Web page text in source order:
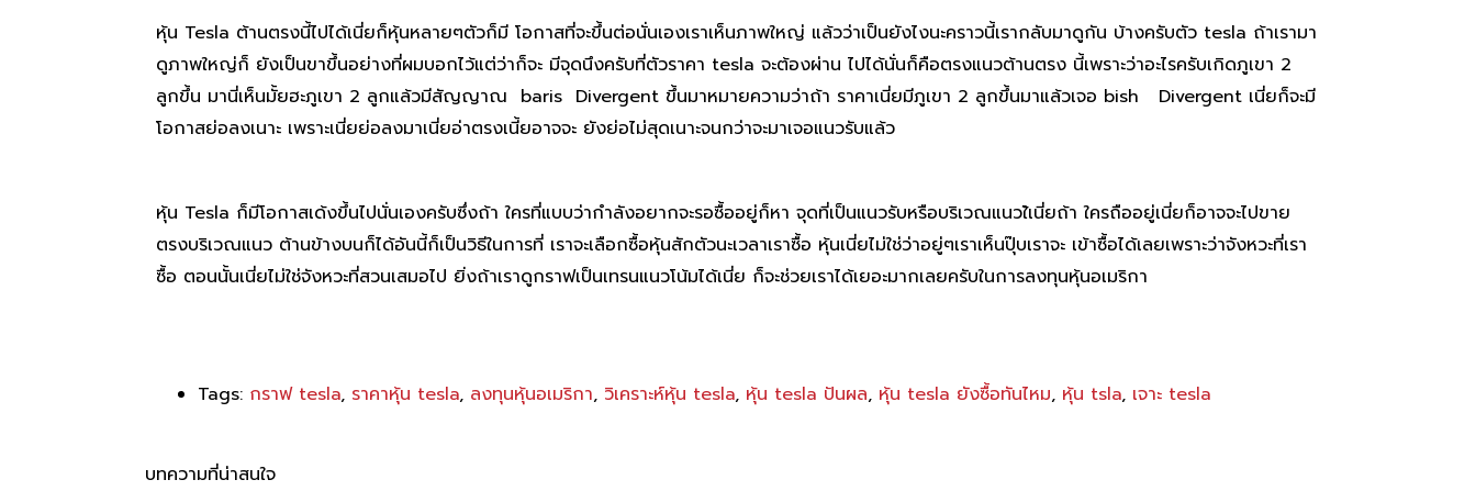
หุ้น Tesla ต้านตรงนี้ไปได้เนี่ยก็หุ้นหลายๆตัวก็มี โอกาสที่จะขึ้นต่อนั่นเองเราเห็นภาพใหญ่ แล้วว่าเป็นยังไงนะคราวนี้เรากลับมาดูกัน บ้างครับตัว tesla ถ้าเรามา
ดูภาพใหญ่ก็ ยังเป็นขาขึ้นอย่างที่ผมบอกไว้แต่ว่าก็จะ มีจุดนึงครับที่ตัวราคา tesla จะต้องผ่าน ไปได้นั่นก็คือตรงแนวต้านตรง นี้เพราะว่าอะไรครับเกิดภูเขา 2
ลูกขึ้น มานี่เห็นมั้ยฮะภูเขา 2 ลูกแล้วมีสัญญาณ baris Divergent ขึ้นมาหมายความว่าถ้า ราคาเนี่ยมีภูเขา 2 ลูกขึ้นมาแล้วเจอ bish Divergent เนี่ยก็จะมี
โอกาสย่อลงเนาะ เพราะเนี่ยย่อลงมาเนี่ยอ่าตรงเนี้ยอาจจะ ยังย่อไม่สุดเนาะจนกว่าจะมาเจอแนวรับแล้ว
หุ้น Tesla ก็มีโอกาสเด้งขึ้นไปนั่นเองครับซึ่งถ้า ใครที่แบบว่ากำลังอยากจะรอซื้ออยู่ก็หา จุดที่เป็นแนวรับหรือบริเวณแนวใ้เนี่ยถ้า ใครถืออยู่เนี่ยก็อาจจะไปขาย
ตรงบริเวณแนว ต้านข้างบนก็ได้อันนี้ก็เป็นวิธีในการที่ เราจะเลือกซื้อหุ้นสักตัวนะเวลาเราซื้อ หุ้นเนี่ยไม่ใช่ว่าอยู่ๆเราเห็นปุ๊บเราจะ เข้าซื้อได้เลยเพราะว่าจังหวะที่เรา
ซื้อ ตอนนั้นเนี่ยไม่ใช่จังหวะที่สวนเสมอไป ยิ่งถ้าเราดูกราฟเป็นเทรนแนวโน้มได้เนี่ย ก็จะช่วยเราได้เยอะมากเลยครับในการลงทุนหุ้นอเมริกา
Tags: กราฟ tesla, ราคาหุ้น tesla, ลงทุนหุ้นอเมริกา, วิเคราะห์หุ้น tesla, หุ้น tesla ปันผล, หุ้น tesla ยังซื้อทันไหม, หุ้น tsla, เจาะ tesla
บทความที่น่าสนใจ